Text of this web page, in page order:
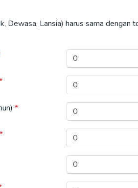
Dewasa, Lansia) harus sama dengan